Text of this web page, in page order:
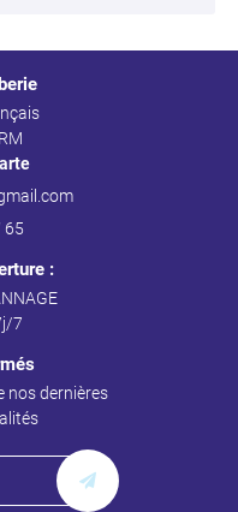
65
:
7
nos dernières